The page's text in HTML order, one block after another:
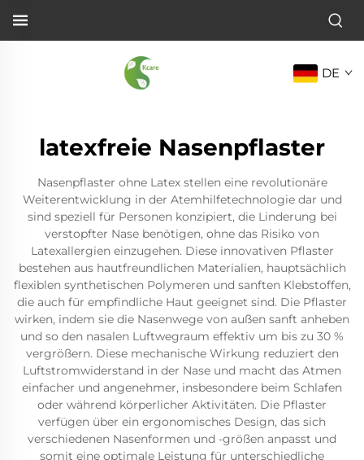
DE
latexfreie Nasenpflaster
Nasenpflaster ohne Latex stellen eine revolutionäre
Weiterentwicklung in der Atemhilfetechnologie dar und
sind speziell für Personen konzipiert, die Linderung bei
verstopfter Nase benötigen, ohne das Risiko von
Latexallergien einzugehen. Diese innovativen Pflaster
bestehen aus hautfreundlichen Materialien, hauptsächlich
flexiblen synthetischen Polymeren und sanften Klebstoffen,
die auch für empfindliche Haut geeignet sind. Die Pflaster
wirken, indem sie die Nasenwege von außen sanft anheben
und so den nasalen Luftwegraum effektiv um bis zu 30 %
vergrößern. Diese mechanische Wirkung reduziert den
Luftstromwiderstand in der Nase und macht das Atmen
einfacher und angenehmer, insbesondere beim Schlafen
oder während körperlicher Aktivitäten. Die Pflaster
verfügen über ein ergonomisches Design, das sich
verschiedenen Nasenformen und -größen anpasst und
somit eine optimale Leistung für unterschiedliche